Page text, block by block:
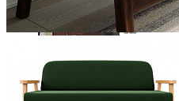
Буфет Рубин, ВМФ-